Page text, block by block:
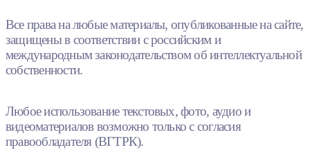
Все права на любые материалы, опубликованные на сайте,
защищены в соответствии с российским и
международным законодательством об интеллектуальной
собственности.
Любое использование текстовых, фото, аудио и
видеоматериалов возможно только с согласия
правообладателя (ВГТРК).